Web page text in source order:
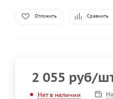
Отложить Сравнить
2 055 руб/
Нет в наличии